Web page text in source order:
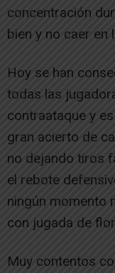
concentración
bien y no caer en
Hoy se han
todas las
contraataque y
gran acierto de
no dejando tiros
el rebote
ningún momento
con jugada de
Muy contentos